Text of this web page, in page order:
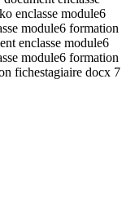
enclasse module6
module6 formation
enclasse module6
module6 formation
fichestagiaire docx 7